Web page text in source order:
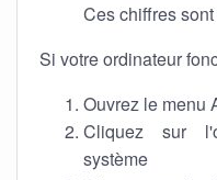
Ces chiffres
Si votre ordinateur
Ouvrez le menu
Cliquez sur
système